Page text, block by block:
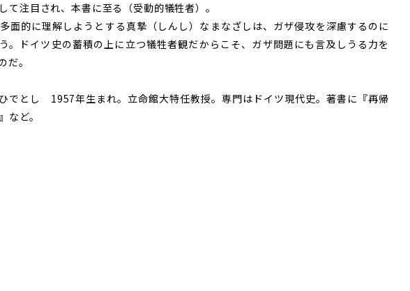
て注目され、本書に至る（受動的犠牲者）。
面的に理解しようとする真摯（しんし）なまなざしは、ガザ侵攻を深慮するのに
。ドイツ史の蓄積の上に立つ犠牲者観だからこそ、ガザ問題にも言及しうる力を
だ。
でとし 1957年生まれ。立命館大特任教授。専門はドイツ現代史。著書に『再帰
など。